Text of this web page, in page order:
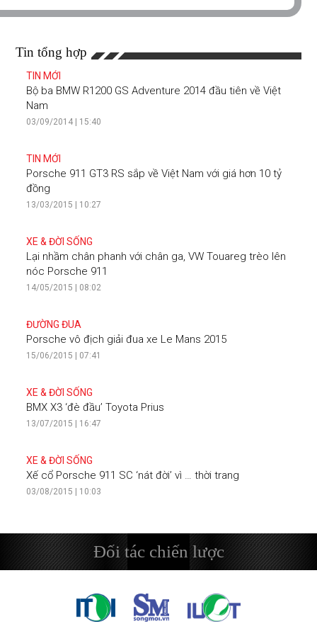
Tin tổng hợp
TIN MỚI
Bộ ba BMW R1200 GS Adventure 2014 đầu tiên về Việt
Nam
03/09/2014 | 15:40
TIN MỚI
Porsche 911 GT3 RS sắp về Việt Nam với giá hơn 10 tỷ
đồng
13/03/2015 | 10:27
XE & ĐỜI SỐNG
Lại nhầm chân phanh với chân ga, VW Touareg trèo lên
nóc Porsche 911
14/05/2015 | 08:02
ĐƯỜNG ĐUA
Porsche vô địch giải đua xe Le Mans 2015
15/06/2015 | 07:41
XE & ĐỜI SỐNG
BMX X3 ‘đè đầu’ Toyota Prius
13/07/2015 | 16:47
XE & ĐỜI SỐNG
Xế cổ Porsche 911 SC ‘nát đời’ vì … thời trang
03/08/2015 | 10:03
Đối tác chiến lược